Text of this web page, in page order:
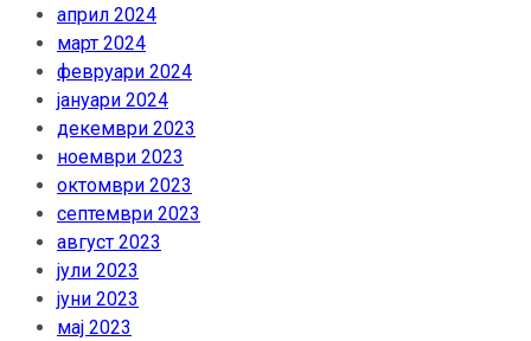
април 2024
март 2024
февруари 2024
јануари 2024
декември 2023
ноември 2023
октомври 2023
септември 2023
август 2023
јули 2023
јуни 2023
мај 2023